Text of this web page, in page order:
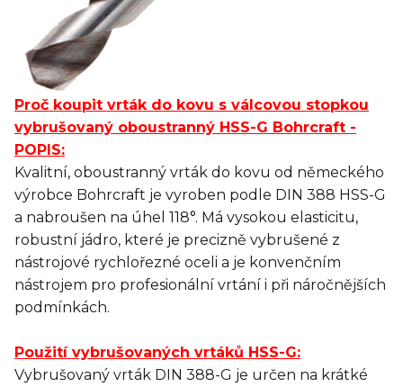
Proč koupit vrták do kovu s válcovou stopkou
vybrušovaný oboustranný HSS-G Bohrcraft -
POPIS:
Kvalitní, oboustranný vrták do kovu od německého
výrobce Bohrcraft je vyroben podle DIN 388 HSS-G
a nabroušen na úhel 118°. Má vysokou elasticitu,
robustní jádro, které je precizně vybrušené z
nástrojové rychlořezné oceli a je konvenčním
nástrojem pro profesionální vrtání i při náročnějších
podmínkách.
Použití vybrušovaných vrtáků HSS-G:
Vybrušovaný vrták DIN 388-G je určen na krátké